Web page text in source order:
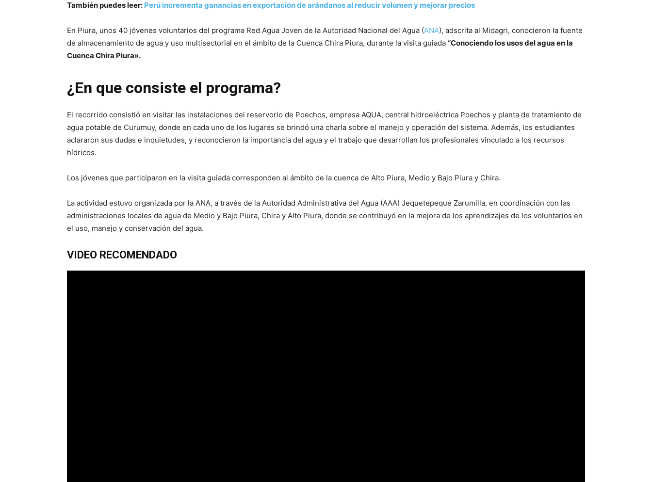
También puedes leer: Perú incrementa ganancias en exportación de arándanos al reducir volumen y mejorar precios
En Piura, unos 40 jóvenes voluntarios del programa Red Agua Joven de la Autoridad Nacional del Agua (ANA), adscrita al Midagri, conocieron la fuente
de almacenamiento de agua y uso multisectorial en el ámbito de la Cuenca Chira Piura, durante la visita guiada “Conociendo los usos del agua en la
Cuenca Chira Piura».
¿En que consiste el programa?
El recorrido consistió en visitar las instalaciones del reservorio de Poechos, empresa AQUA, central hidroeléctrica Poechos y planta de tratamiento de
agua potable de Curumuy, donde en cada uno de los lugares se brindó una charla sobre el manejo y operación del sistema. Además, los estudiantes
aclararon sus dudas e inquietudes, y reconocieron la importancia del agua y el trabajo que desarrollan los profesionales vinculado a los recursos
hídricos.
Los jóvenes que participaron en la visita guiada corresponden al ámbito de la cuenca de Alto Piura, Medio y Bajo Piura y Chira.
La actividad estuvo organizada por la ANA, a través de la Autoridad Administrativa del Agua (AAA) Jequetepeque Zarumilla, en coordinación con las
administraciones locales de agua de Medio y Bajo Piura, Chira y Alto Piura, donde se contribuyó en la mejora de los aprendizajes de los voluntarios en
el uso, manejo y conservación del agua.
VIDEO RECOMENDADO